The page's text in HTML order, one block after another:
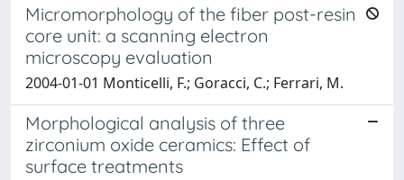
Micromorphology of the fiber post-resin
core unit: a scanning electron
microscopy evaluation
2004-01-01 Monticelli, F.; Goracci, C.; Ferrari, M.
Morphological analysis of three
zirconium oxide ceramics: Effect of
surface treatments